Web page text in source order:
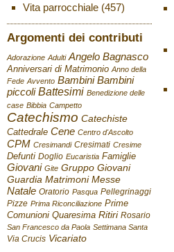
Vita parrocchiale(457)
Argomenti dei contributi
Adorazione Adulti Angelo Bagnasco
Anniversari di Matrimonio Anno della
Fede Avvento Bambini Bambini
piccoli Battesimi Benedizione delle
case Bibbia Campetto
Catechismo Catechiste
Cattedrale Cene Centro d'Ascolto
CPM Cresimandi Cresimati Cresime
Defunti Doglio Eucaristia Famiglie
Giovani Gite Gruppo Giovani
Guardia Matrimoni Messe
Natale Oratorio Pasqua Pellegrinaggi
Pizze Prima Riconciliazione Prime
Comunioni Quaresima Ritiri Rosario
San Francesco da Paola Settimana Santa
Via Crucis Vicariato